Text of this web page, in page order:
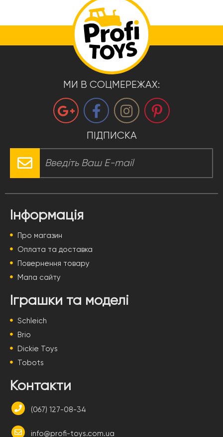
МИ В СОЦМЕРЕЖАХ:
ПІДПИСКА
Інформація
Про магазин
Оплата та доставка
Повернення товару
Мапа сайту
Іграшки та моделі
Schleich
Brio
Dickie Toys
Tobots
Контакти
(067) 127-08-34
info@profi-toys.com.ua